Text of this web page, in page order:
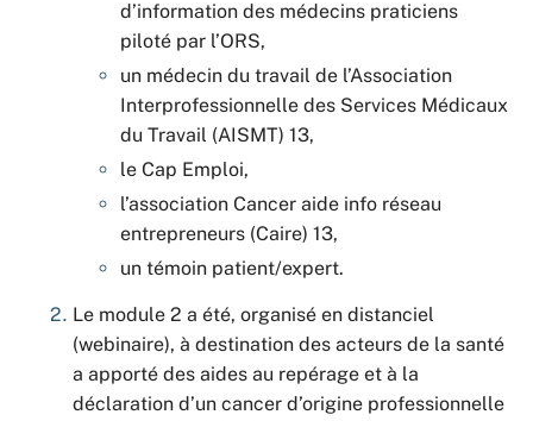
d’information des médecins praticiens
piloté par l’ORS,
un médecin du travail de l’Association
Interprofessionnelle des Services Médicaux
du Travail (AISMT) 13,
le Cap Emploi,
l’association Cancer aide info réseau
entrepreneurs (Caire) 13,
un témoin patient/expert.
Le module 2 a été, organisé en distanciel
(webinaire), à destination des acteurs de la santé
a apporté des aides au repérage et à la
déclaration d’un cancer d’origine professionnelle